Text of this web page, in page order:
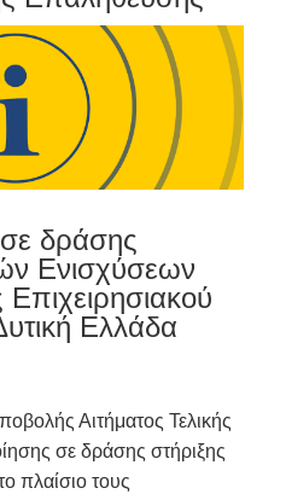
δράσης
Ενισχύσεων
Επιχειρησιακού
Ελλάδα
Αιτήματος Τελικής
σε δράσης στήριξης
πλαίσιο τους